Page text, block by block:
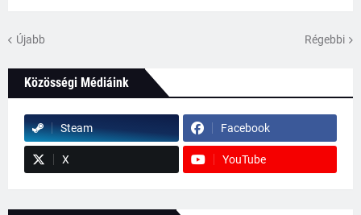
Újabb Régebbi
Közösségi Médiáink
Steam Facebook
X YouTube